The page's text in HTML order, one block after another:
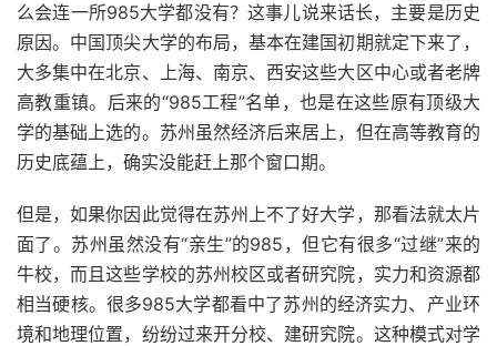
么会连一所985大学都没有？这事儿说来话长，主要是历史
原因。中国顶尖大学的布局，基本在建国初期就定下来了，
大多集中在北京、上海、南京、西安这些大区中心或者老牌
高教重镇。后来的“985工程”名单，也是在这些原有顶级大
学的基础上选的。苏州虽然经济后来居上，但在高等教育的
历史底蕴上，确实没能赶上那个窗口期。
但是，如果你因此觉得在苏州上不了好大学，那看法就太片
面了。苏州虽然没有“亲生”的985，但它有很多“过继”来的
牛校，而且这些学校的苏州校区或者研究院，实力和资源都
相当硬核。很多985大学都看中了苏州的经济实力、产业环
境和地理位置，纷纷过来开分校、建研究院。这种模式对学